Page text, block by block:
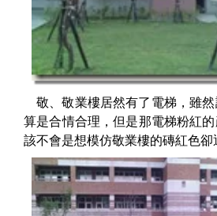
敬、敬業樓居然有了電梯，雖
算是合情合理，但是那電梯粉紅
該不會是想模仿敬業樓的磚紅色卻